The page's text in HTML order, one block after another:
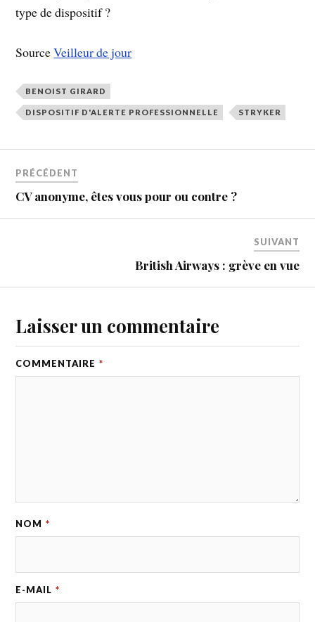
type de dispositif ?
SourceVeilleur de jour
BENOIST GIRARD
DISPOSITIF D'ALERTE PROFESSIONNELLE STRYKER
PRÉCÉDENT
CV anonyme, êtes vous pour ou contre ?
SUIVANT
British Airways : grève en vue
Laisser un commentaire
COMMENTAIRE *
NOM *
E-MAIL *